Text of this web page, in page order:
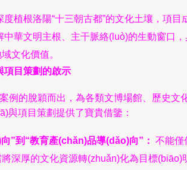
度植根洛陽“十三朝古都”的文化土壤，項目
中華文明主根、主干脈絡(luò)的生動窗口，
文化價值。
項目策劃的啟示
例的脫穎而出，為各類文博場館、歷史文
與項目策劃提供了寶貴借鑒：
”到“教育產(chǎn)品導(dǎo)向”： 不能僅
深厚的文化資源轉(zhuǎn)化為目標(biāo)